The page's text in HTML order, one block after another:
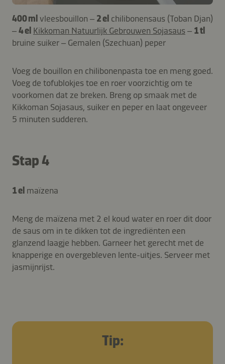
400 ml vleesbouillon – 2 el chilibonensaus (Toban Djan)
–4 el Kikkoman Natuurlijk Gebrouwen Sojasaus – 1 tl
bruine suiker – Gemalen (Szechuan) peper
Voeg de bouillon en chilibonenpasta toe en meng goed.
Voeg de tofublokjes toe en roer voorzichtig om te
voorkomen dat ze breken. Breng op smaak met de
Kikkoman Sojasaus, suiker en peper en laat ongeveer
5 minuten sudderen.
Stap 4
1 el maïzena
Meng de maïzena met 2 el koud water en roer dit door
de saus om in te dikken tot de ingrediënten een
glanzend laagje hebben. Garneer het gerecht met de
knapperige en overgebleven lente-uitjes. Serveer met
jasmijnrijst.
Tip: